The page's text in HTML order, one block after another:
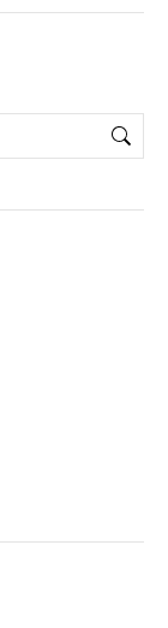
options
chosen
on